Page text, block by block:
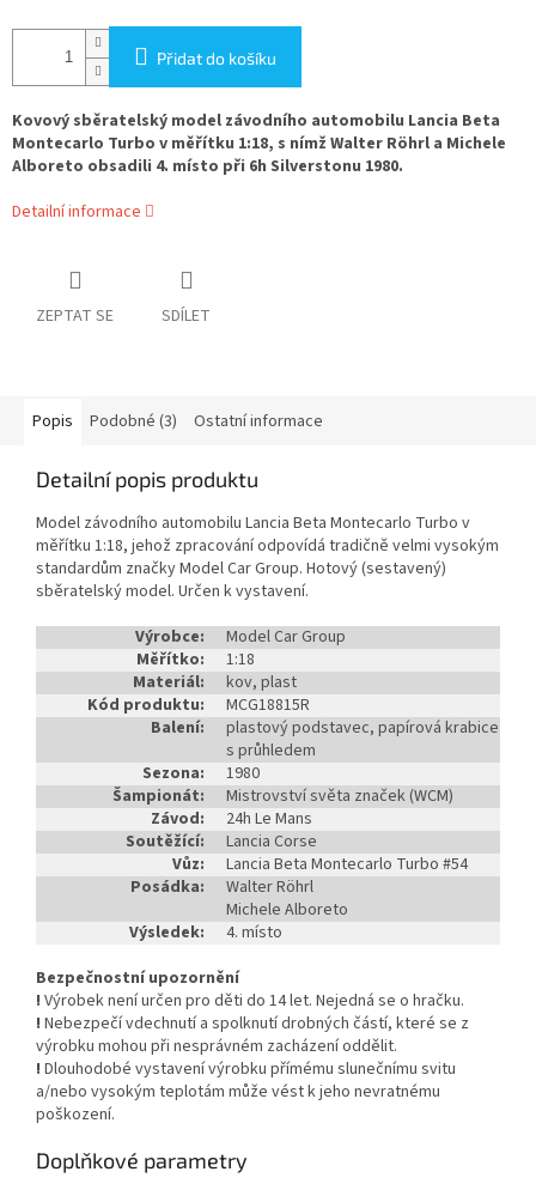
Přidat do košíku
Kovový sběratelský model závodního automobilu Lancia Beta
Montecarlo Turbo v měřítku 1:18, s nímž Walter Röhrl a Michele
Alboreto obsadili 4. místo při 6h Silverstonu 1980.
Detailní informace
ZEPTAT SE SDÍLET
Popis Podobné (3) Ostatní informace
Detailní popis produktu
Model závodního automobilu Lancia Beta Montecarlo Turbo v
měřítku 1:18, jehož zpracování odpovídá tradičně velmi vysokým
standardům značky Model Car Group. Hotový (sestavený)
sběratelský model. Určen k vystavení.
Výrobce:
Model Car Group
Měřítko:
1:18
Materiál:
kov, plast
Kód produktu:
MCG18815R
Balení:
plastový podstavec, papírová krabice
s průhledem
Sezona:
1980
Šampionát:
Mistrovství světa značek (WCM)
Závod:
24h Le Mans
Soutěžící:
Lancia Corse
Vůz:
Lancia Beta Montecarlo Turbo #54
Posádka:
Walter Röhrl
Michele Alboreto
Výsledek:
4. místo
Bezpečnostní upozornění
! Výrobek není určen pro děti do 14 let. Nejedná se o hračku.
! Nebezpečí vdechnutí a spolknutí drobných částí, které se z
výrobku mohou při nesprávném zacházení oddělit.
! Dlouhodobé vystavení výrobku přímému slunečnímu svitu
a/nebo vysokým teplotám může vést k jeho nevratnému
poškození.
Doplňkové parametry